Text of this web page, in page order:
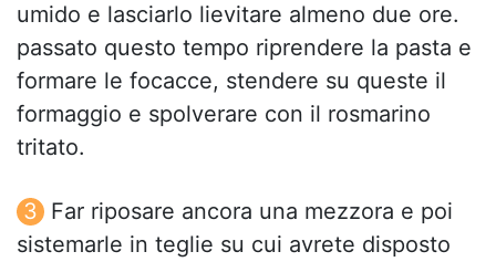
umido e lasciarlo lievitare almeno due ore.
passato questo tempo riprendere la pasta e
formare le focacce, stendere su queste il
formaggio e spolverare con il rosmarino
tritato.
Far riposare ancora una mezzora e poi
sistemarle in teglie su cui avrete disposto